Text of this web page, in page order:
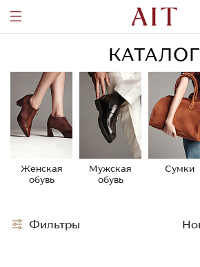
КАТАЛОГ
Женская
обувь
Мужская
обувь
Сумки
Фильтры